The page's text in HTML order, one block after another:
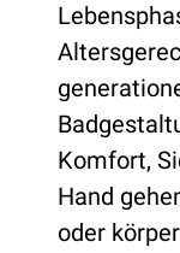
Komfort,
Hand
oder